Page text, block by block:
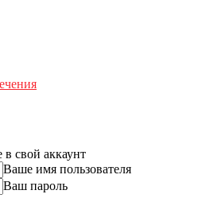
в свой аккаунт
Ваше имя пользователя
Ваш пароль